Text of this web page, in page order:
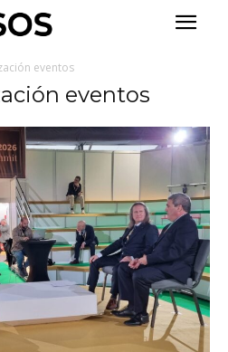
eventos
eventos